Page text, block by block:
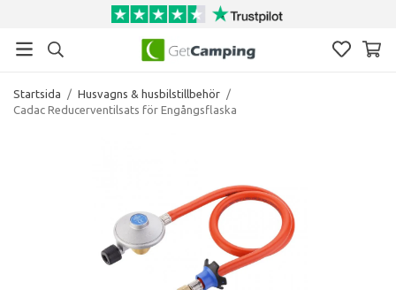
Startsida / Husvagns & husbilstillbehör /
Cadac Reducerventilsats för Engångsflaska